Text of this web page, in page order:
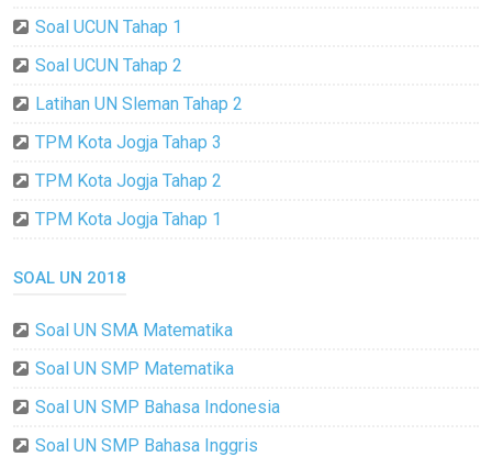
Soal UCUN Tahap 1
Soal UCUN Tahap 2
Latihan UN Sleman Tahap 2
TPM Kota Jogja Tahap 3
TPM Kota Jogja Tahap 2
TPM Kota Jogja Tahap 1
SOAL UN 2018
Soal UN SMA Matematika
Soal UN SMP Matematika
Soal UN SMP Bahasa Indonesia
Soal UN SMP Bahasa Inggris